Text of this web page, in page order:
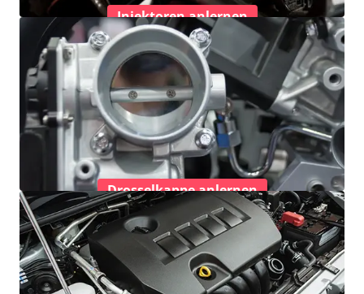
Injektoren anlernen
Drosselkappe anlernen